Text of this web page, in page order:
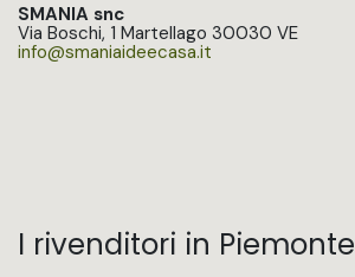
SMANIA snc
Via Boschi, 1 Martellago 30030 VE
info@smaniaideecasa.it
I rivenditori in Piemonte